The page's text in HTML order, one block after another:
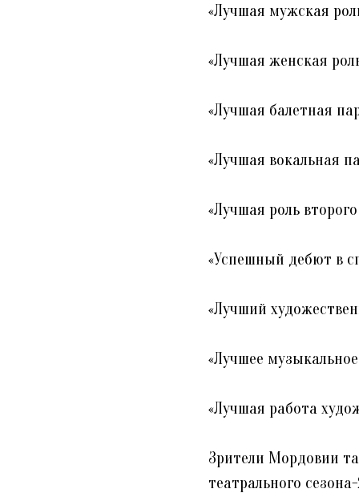
«Лучшая мужская
«Лучшая женская
«Лучшая балетная
«Лучшая вокальная
«Лучшая роль
«Успешный дебют в
«Лучший
«Лучшее
«Лучшая работа
Зрители Мордовии
театрального